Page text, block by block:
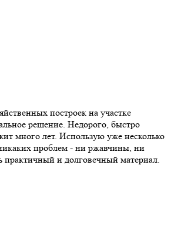
построек на участке
решение. Недорого, быстро
много лет. Использую уже несколько
проблем - ни ржавчины, ни
и долговечный материал.